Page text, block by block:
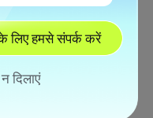
लिए हमसे संपर्क करें
दिलाएं